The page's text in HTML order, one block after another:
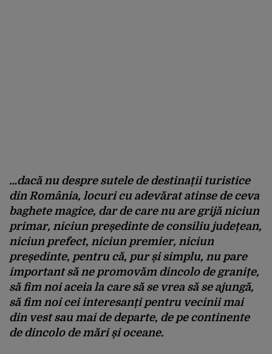
…dacă nu despre sutele de destinații turistice
din România, locuri cu adevărat atinse de ceva
baghete magice, dar de care nu are grijă niciun
primar, niciun președinte de consiliu județean,
niciun prefect, niciun premier, niciun
președinte, pentru că, pur și simplu, nu pare
important să ne promovăm dincolo de granițe,
să fim noi aceia la care să se vrea să se ajungă,
să fim noi cei interesanți pentru vecinii mai
din vest sau mai de departe, de pe continente
de dincolo de mări și oceane.